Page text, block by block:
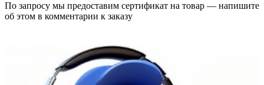
По запросу мы предоставим сертификат на товар — напишите
об этом в комментарии к заказу